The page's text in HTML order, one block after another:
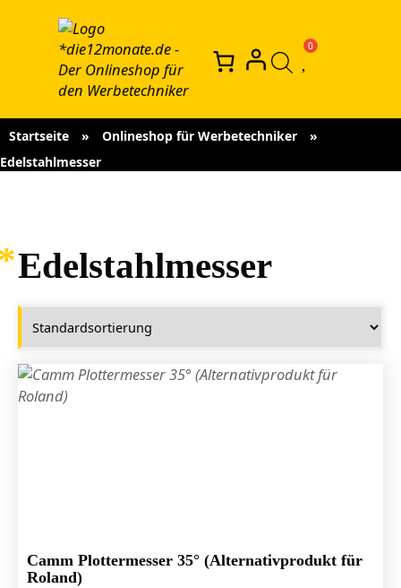
Startseite » Onlineshop für Werbetechniker
»
Edelstahlmesser
Edelstahlmesser
Camm Plottermesser 35° (Alternativprodukt für
Roland)